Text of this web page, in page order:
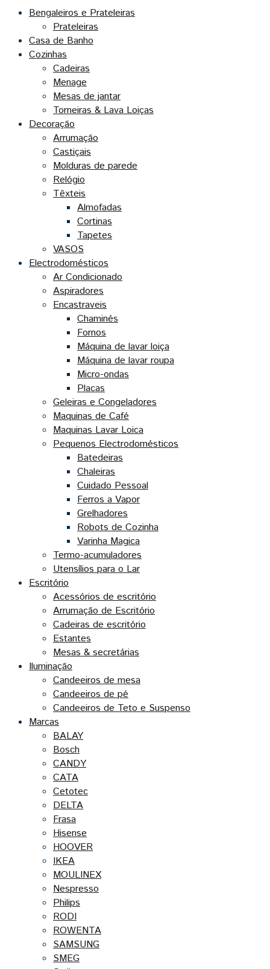
Bengaleiros e Prateleiras
Prateleiras
Casa de Banho
Cozinhas
Cadeiras
Menage
Mesas de jantar
Torneiras & Lava Loiças
Decoração
Arrumação
Castiçais
Molduras de parede
Relógio
Têxteis
Almofadas
Cortinas
Tapetes
VASOS
Electrodomésticos
Ar Condicionado
Aspiradores
Encastraveis
Chaminés
Fornos
Máquina de lavar loiça
Máquina de lavar roupa
Micro-ondas
Placas
Geleiras e Congeladores
Maquinas de Café
Maquinas Lavar Loica
Pequenos Electrodomésticos
Batedeiras
Chaleiras
Cuidado Pessoal
Ferros a Vapor
Grelhadores
Robots de Cozinha
Varinha Magica
Termo-acumuladores
Utensílios para o Lar
Escritório
Acessórios de escritório
Arrumação de Escritório
Cadeiras de escritório
Estantes
Mesas & secretárias
Iluminação
Candeeiros de mesa
Candeeiros de pé
Candeeiros de Teto e Suspenso
Marcas
BALAY
Bosch
CANDY
CATA
Cetotec
DELTA
Frasa
Hisense
HOOVER
IKEA
MOULINEX
Nespresso
Philips
RODI
ROWENTA
SAMSUNG
SMEG